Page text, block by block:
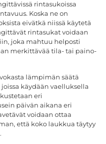
rintasukoissa
Koska ne on
eivätkä niissä käytetä
rintasukat voidaan
joka mahtuu helposti
merkittävää tila- tai paino-
lämpimän säätä
käydään vaelluksella
eri
päivän aikana eri
voidaan ottaa
että koko laukkua täytyy